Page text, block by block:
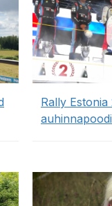
Rally Estonia